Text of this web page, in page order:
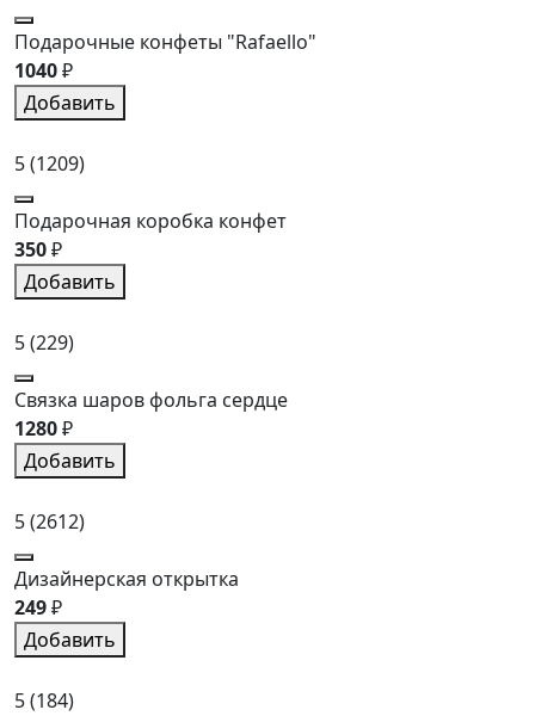
Подарочные конфеты "Rafaello"
1040₽
Добавить
5(1209)
Подарочная коробка конфет
350₽
Добавить
5(229)
Связка шаров фольга сердце
1280₽
Добавить
5(2612)
Дизайнерская открытка
249₽
Добавить
5(184)